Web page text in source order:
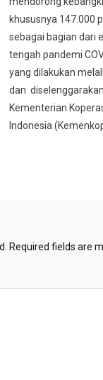
khususnya 147.000
sebagai bagian dari
tengah pandemi
yang dilakukan
dan
Kementerian
Indonesia
Required fields are